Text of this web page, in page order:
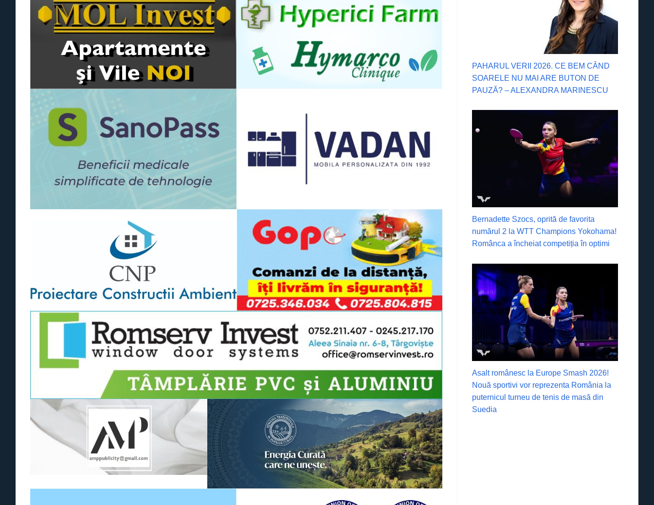
PAHARUL VERII 2026. CE BEM CÂND
SOARELE NU MAI ARE BUTON DE
PAUZĂ? – ALEXANDRA MARINESCU
Bernadette Szocs, oprită de favorita
numărul 2 la WTT Champions Yokohama!
Românca a încheiat competiția în optimi
Asalt românesc la Europe Smash 2026!
Nouă sportivi vor reprezenta România la
puternicul turneu de tenis de masă din
Suedia